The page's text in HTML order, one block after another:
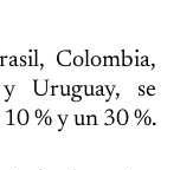
Colombia,
Uruguay, se
% y un 30 %.